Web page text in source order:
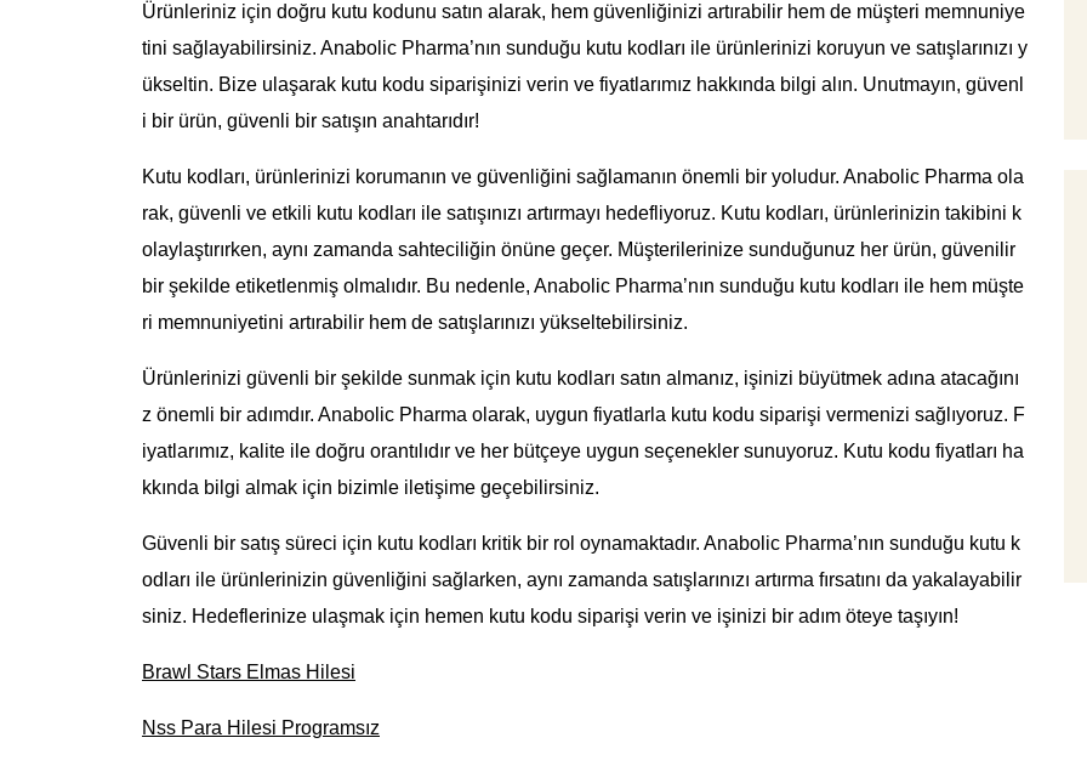
Ürünleriniz için doğru kutu kodunu satın alarak, hem güvenliğinizi artırabilir hem de müşteri memnuniye
tini sağlayabilirsiniz. Anabolic Pharma’nın sunduğu kutu kodları ile ürünlerinizi koruyun ve satışlarınızı y
ükseltin. Bize ulaşarak kutu kodu siparişinizi verin ve fiyatlarımız hakkında bilgi alın. Unutmayın, güvenl
i bir ürün, güvenli bir satışın anahtarıdır!
Kutu kodları, ürünlerinizi korumanın ve güvenliğini sağlamanın önemli bir yoludur. Anabolic Pharma ola
rak, güvenli ve etkili kutu kodları ile satışınızı artırmayı hedefliyoruz. Kutu kodları, ürünlerinizin takibini k
olaylaştırırken, aynı zamanda sahteciliğin önüne geçer. Müşterilerinize sunduğunuz her ürün, güvenilir
bir şekilde etiketlenmiş olmalıdır. Bu nedenle, Anabolic Pharma’nın sunduğu kutu kodları ile hem müşte
ri memnuniyetini artırabilir hem de satışlarınızı yükseltebilirsiniz.
Ürünlerinizi güvenli bir şekilde sunmak için kutu kodları satın almanız, işinizi büyütmek adına atacağını
z önemli bir adımdır. Anabolic Pharma olarak, uygun fiyatlarla kutu kodu siparişi vermenizi sağlıyoruz. F
iyatlarımız, kalite ile doğru orantılıdır ve her bütçeye uygun seçenekler sunuyoruz. Kutu kodu fiyatları ha
kkında bilgi almak için bizimle iletişime geçebilirsiniz.
Güvenli bir satış süreci için kutu kodları kritik bir rol oynamaktadır. Anabolic Pharma’nın sunduğu kutu k
odları ile ürünlerinizin güvenliğini sağlarken, aynı zamanda satışlarınızı artırma fırsatını da yakalayabilir
siniz. Hedeflerinize ulaşmak için hemen kutu kodu siparişi verin ve işinizi bir adım öteye taşıyın!
Brawl Stars Elmas Hilesi
Nss Para Hilesi Programsız